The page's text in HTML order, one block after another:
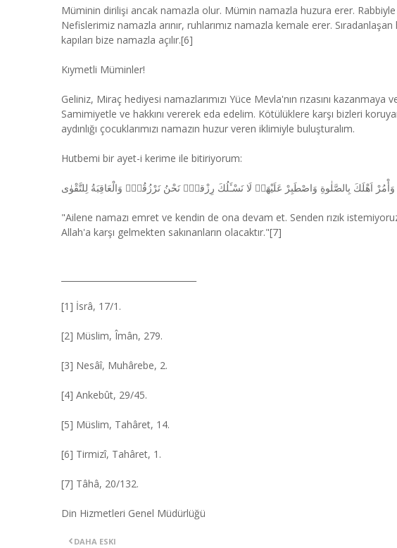
Müminin dirilişi ancak namazla olur. Mümin namazla huzura erer. Rabbiyle
Nefislerimiz namazla arınır, ruhlarımız namazla kemale erer.
kapıları bize namazla açılır.[6]
Kıymetli Müminler!
Geliniz, Miraç hediyesi namazlarımızı Yüce Mevla'nın rızasını kazanmaya
Samimiyetle ve hakkını vererek eda edelim. Kötülüklere karşı bizleri
aydınlığı çocuklarımızı namazın huzur veren iklimiyle buluşturalım.
Hutbemi bir ayet-i kerime ile bitiriyorum:
وَأْمُرْ اَهْلَكَ بِالصَّلٰوةِ وَاصْطَبِرْ عَلَيْهَاۜ لَا نَسْـَٔلُكَ رِزْقاًۜ نَحْنُ نَرْزُقُكَۜ وَالْعَاقِبَةُ لِلتَّقْوٰى
"Ailene namazı emret ve kendin de ona devam et. Senden rızık
Allah'a karşı gelmekten sakınanların olacaktır."[7]
[1] İsrâ, 17/1.
[2] Müslim, Îmân, 279.
[3] Nesâî, Muhârebe, 2.
[4] Ankebût, 29/45.
[5] Müslim, Tahâret, 14.
[6] Tirmizî, Tahâret, 1.
[7] Tâhâ, 20/132.
Din Hizmetleri Genel Müdürlüğü
DAHA ESKI